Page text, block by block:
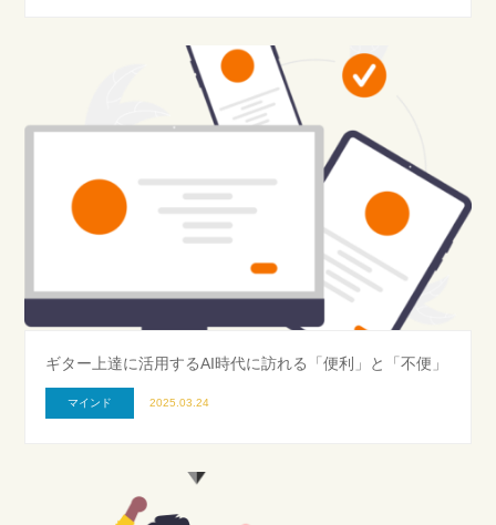
ギター上達に活用するAI時代に訪れる「便利」と「不便」
マインド 2025.03.24